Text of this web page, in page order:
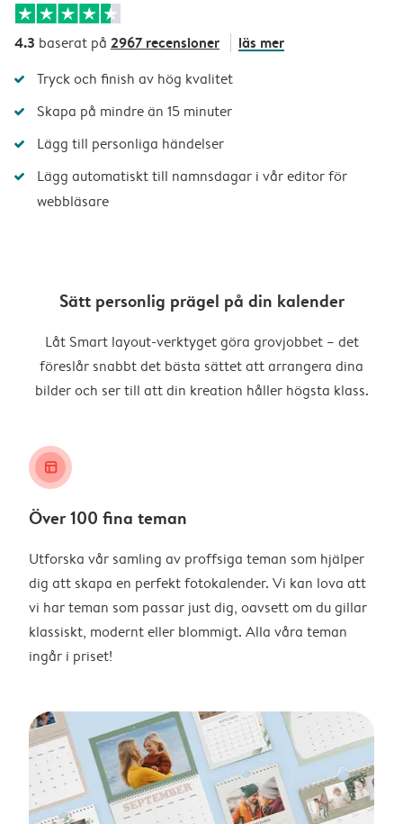
4.3 baserat på 2967 recensioner läs mer
Tryck och finish av hög kvalitet
Skapa på mindre än 15 minuter
Lägg till personliga händelser
Lägg automatiskt till namnsdagar i vår editor för
webbläsare
Sätt personlig prägel på din kalender
Låt Smart layout-verktyget göra grovjobbet – det
föreslår snabbt det bästa sättet att arrangera dina
bilder och ser till att din kreation håller högsta klass.
layout_alt
Över 100 fina teman
Utforska vår samling av proffsiga teman som hjälper
dig att skapa en perfekt fotokalender. Vi kan lova att
vi har teman som passar just dig, oavsett om du gillar
klassiskt, modernt eller blommigt. Alla våra teman
ingår i priset!